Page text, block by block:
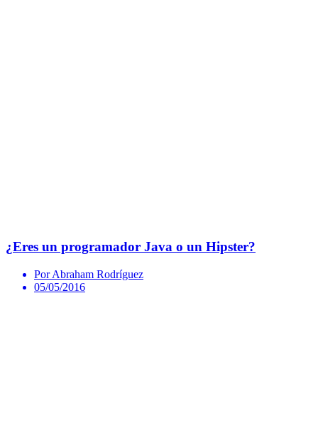
¿Eres un programador Java o un Hipster?
Por Abraham Rodríguez
05/05/2016